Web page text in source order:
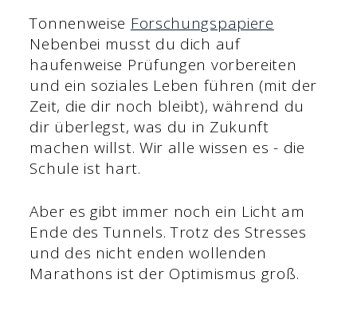
Tonnenweise Forschungspapiere
Nebenbei musst du dich auf
haufenweise Prüfungen vorbereiten
und ein soziales Leben führen (mit der
Zeit, die dir noch bleibt), während du
dir überlegst, was du in Zukunft
machen willst. Wir alle wissen es - die
Schule ist hart.
Aber es gibt immer noch ein Licht am
Ende des Tunnels. Trotz des Stresses
und des nicht enden wollenden
Marathons ist der Optimismus groß.